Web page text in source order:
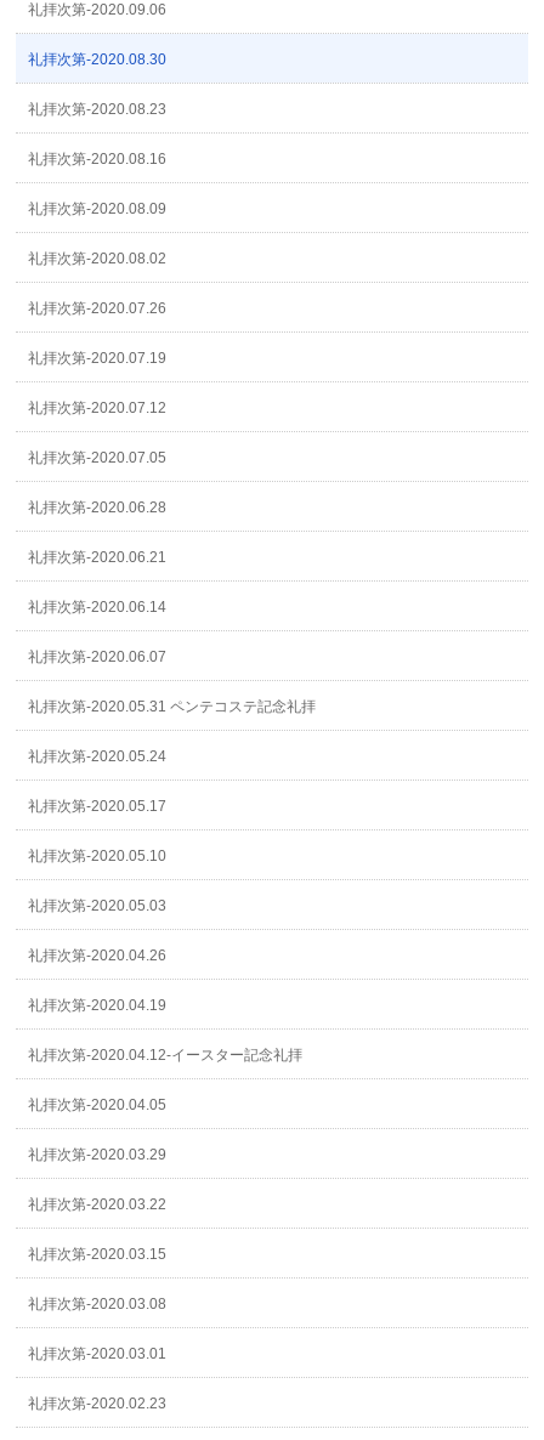
礼拝次第-2020.09.06
礼拝次第-2020.08.30
礼拝次第-2020.08.23
礼拝次第-2020.08.16
礼拝次第-2020.08.09
礼拝次第-2020.08.02
礼拝次第-2020.07.26
礼拝次第-2020.07.19
礼拝次第-2020.07.12
礼拝次第-2020.07.05
礼拝次第-2020.06.28
礼拝次第-2020.06.21
礼拝次第-2020.06.14
礼拝次第-2020.06.07
礼拝次第-2020.05.31 ペンテコステ記念礼拝
礼拝次第-2020.05.24
礼拝次第-2020.05.17
礼拝次第-2020.05.10
礼拝次第-2020.05.03
礼拝次第-2020.04.26
礼拝次第-2020.04.19
礼拝次第-2020.04.12-イースター記念礼拝
礼拝次第-2020.04.05
礼拝次第-2020.03.29
礼拝次第-2020.03.22
礼拝次第-2020.03.15
礼拝次第-2020.03.08
礼拝次第-2020.03.01
礼拝次第-2020.02.23